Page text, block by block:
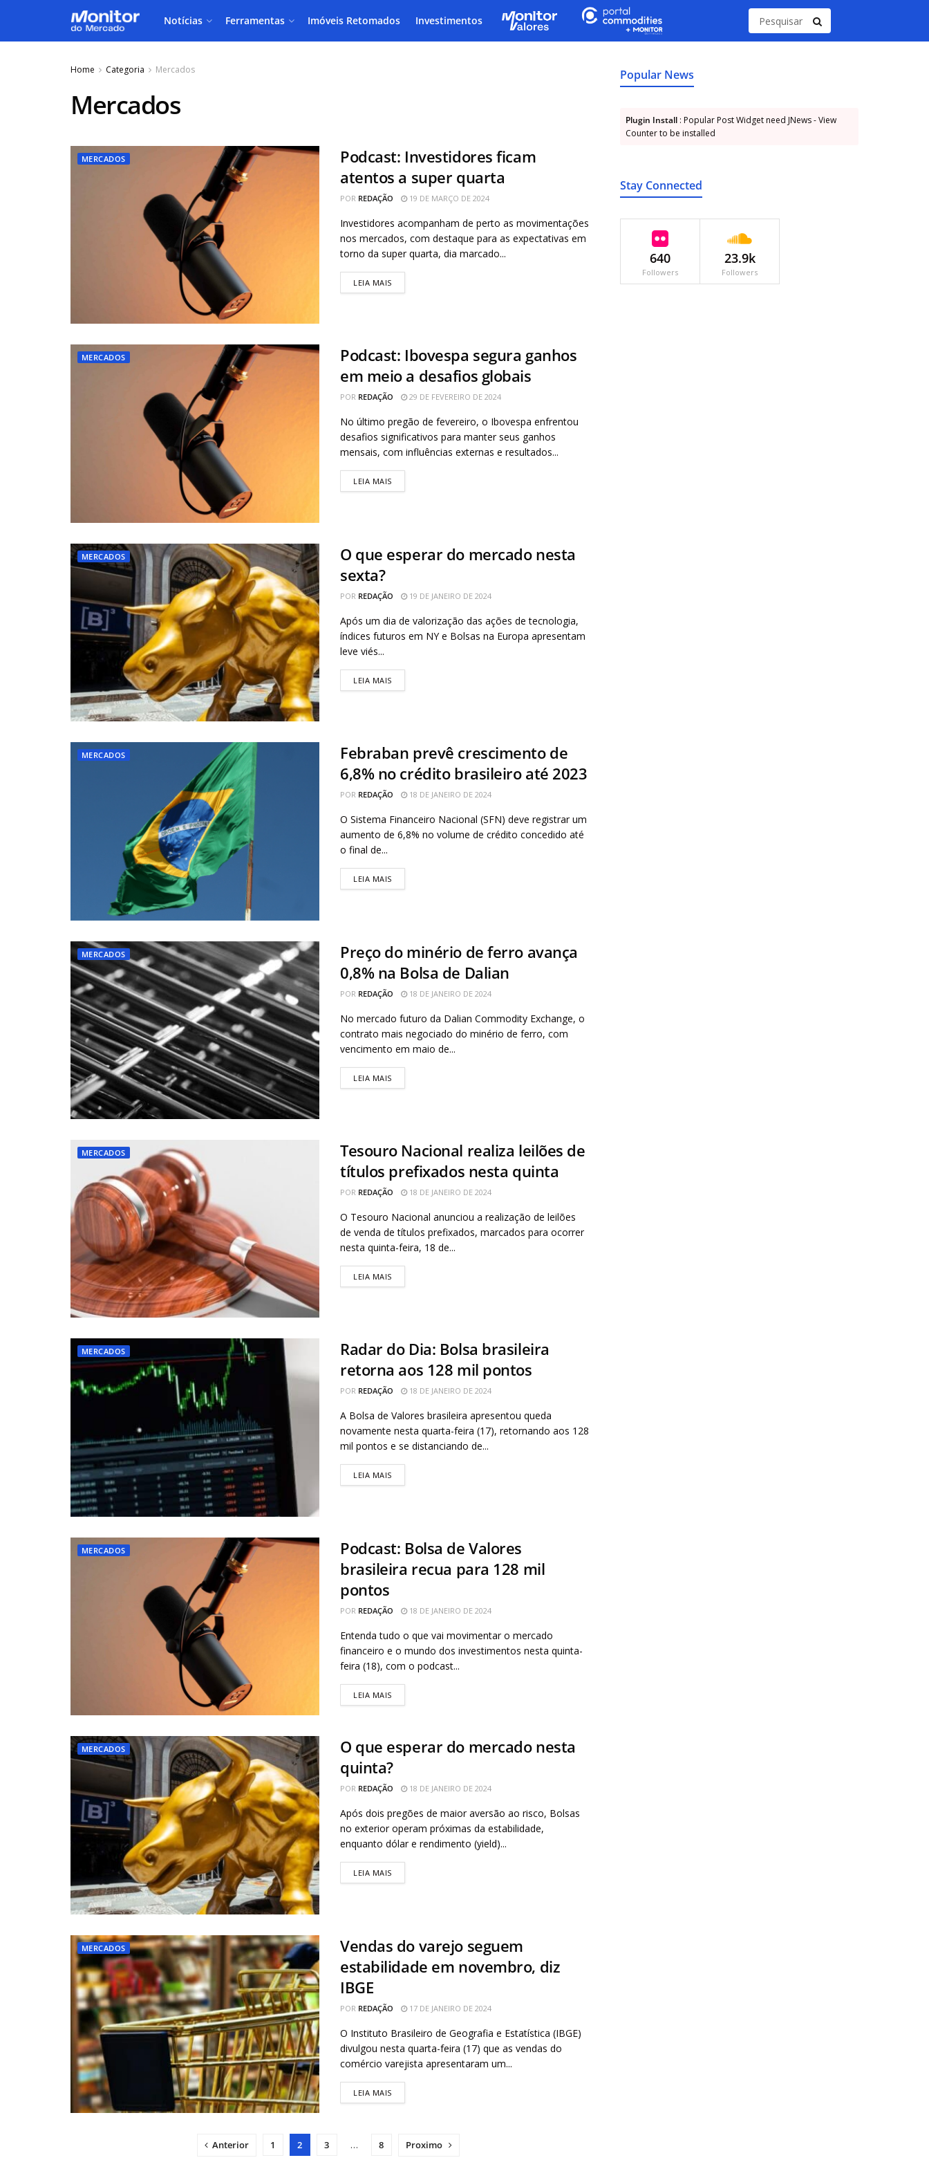
Notícias Ferramentas Imóveis Retomados Investimentos
Home Categoria Mercados
Mercados
MERCADOS
Podcast: Investidores ficam
atentos a super quarta
POR REDAÇÃO 19 DE MARÇO DE 2024
Investidores acompanham de perto as movimentações
nos mercados, com destaque para as expectativas em
torno da super quarta, dia marcado...
LEIA MAIS
MERCADOS
Podcast: Ibovespa segura ganhos
em meio a desafios globais
POR REDAÇÃO 29 DE FEVEREIRO DE 2024
No último pregão de fevereiro, o Ibovespa enfrentou
desafios significativos para manter seus ganhos
mensais, com influências externas e resultados...
LEIA MAIS
MERCADOS
O que esperar do mercado nesta
sexta?
POR REDAÇÃO 19 DE JANEIRO DE 2024
Após um dia de valorização das ações de tecnologia,
índices futuros em NY e Bolsas na Europa apresentam
leve viés...
LEIA MAIS
MERCADOS
Febraban prevê crescimento de
6,8% no crédito brasileiro até 2023
POR REDAÇÃO 18 DE JANEIRO DE 2024
O Sistema Financeiro Nacional (SFN) deve registrar um
aumento de 6,8% no volume de crédito concedido até
o final de...
LEIA MAIS
MERCADOS
Preço do minério de ferro avança
0,8% na Bolsa de Dalian
POR REDAÇÃO 18 DE JANEIRO DE 2024
No mercado futuro da Dalian Commodity Exchange, o
contrato mais negociado do minério de ferro, com
vencimento em maio de...
LEIA MAIS
MERCADOS
Tesouro Nacional realiza leilões de
títulos prefixados nesta quinta
POR REDAÇÃO 18 DE JANEIRO DE 2024
O Tesouro Nacional anunciou a realização de leilões
de venda de títulos prefixados, marcados para ocorrer
nesta quinta-feira, 18 de...
LEIA MAIS
MERCADOS
Radar do Dia: Bolsa brasileira
retorna aos 128 mil pontos
POR REDAÇÃO 18 DE JANEIRO DE 2024
A Bolsa de Valores brasileira apresentou queda
novamente nesta quarta-feira (17), retornando aos 128
mil pontos e se distanciando de...
LEIA MAIS
MERCADOS
Podcast: Bolsa de Valores
brasileira recua para 128 mil
pontos
POR REDAÇÃO 18 DE JANEIRO DE 2024
Entenda tudo o que vai movimentar o mercado
financeiro e o mundo dos investimentos nesta quinta-
feira (18), com o podcast...
LEIA MAIS
MERCADOS
O que esperar do mercado nesta
quinta?
POR REDAÇÃO 18 DE JANEIRO DE 2024
Após dois pregões de maior aversão ao risco, Bolsas
no exterior operam próximas da estabilidade,
enquanto dólar e rendimento (yield)...
LEIA MAIS
MERCADOS
Vendas do varejo seguem
estabilidade em novembro, diz
IBGE
POR REDAÇÃO 17 DE JANEIRO DE 2024
O Instituto Brasileiro de Geografia e Estatística (IBGE)
divulgou nesta quarta-feira (17) que as vendas do
comércio varejista apresentaram um...
LEIA MAIS
Anterior 1 2 3 … 8 Proximo
Popular News
Plugin Install : Popular Post Widget need JNews - View
Counter to be installed
Stay Connected
640
Followers
23.9k
Followers